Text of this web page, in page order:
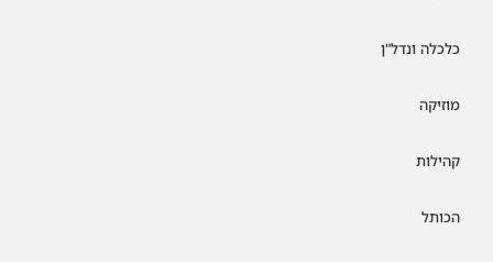
כלכלה ונדל"ן
מוזיקה
קהילות
הכותל